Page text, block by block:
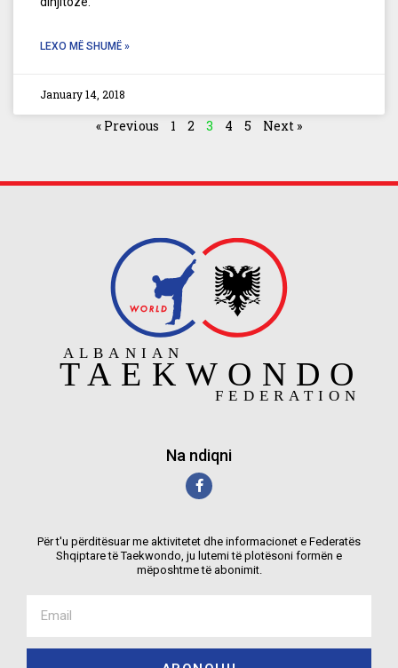
LEXO MË SHUMË »
January 14, 2018
« Previous 1 2 3 4 5 Next »
Na ndiqni
Për t'u përditësuar me aktivitetet dhe informacionet e Federatës
Shqiptare të Taekwondo, ju lutemi të plotësoni formën e
mëposhtme të abonimit.